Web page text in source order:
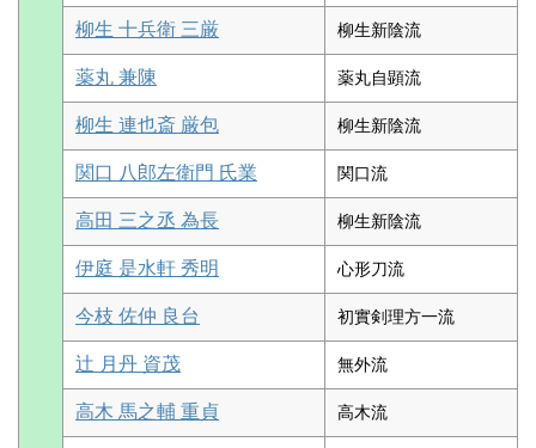
柳生 十兵衛 三厳 柳生新陰流
薬丸 兼陳 薬丸自顕流
柳生 連也斎 厳包 柳生新陰流
関口 八郎左衛門 氏業 関口流
高田 三之丞 為長 柳生新陰流
伊庭 是水軒 秀明 心形刀流
今枝 佐仲 良台 初實剣理方一流
辻 月丹 資茂 無外流
高木 馬之輔 重貞 高木流